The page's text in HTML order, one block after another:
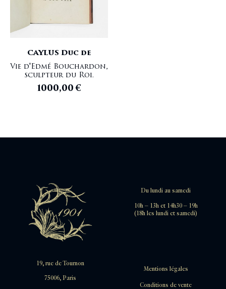
CAYLUS Duc de
Vie d'Edmé Bouchardon,
sculpteur du Roi.
1000,00€
Du lundi au samedi
10h – 13h et 14h30 – 19h
(18h les lundi et samedi)
19, rue de Tournon
75006, Paris
Mentions légales
Conditions de vente